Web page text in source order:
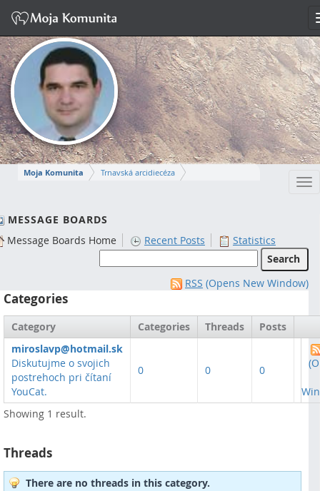
Moja Komunita
Trnavská arcidiecéza
MIROSLAV
Napísať správu
MESSAGE BOARDS
Message Boards Home
Recent Posts Statistics
RSS (Opens New Window)
Categories
Category Categories Threads
Posts
miroslavp@hotmail.sk
Diskutujme o svojich
postrehoch pri čítaní
YouCat.
0 0 0
Showing 1 result.
Threads
There are no threads in this category.